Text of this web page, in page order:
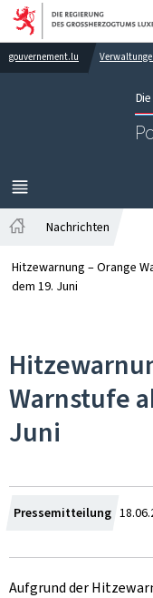
gouvernement.lu
MENÜ
HAUPT-
Nachrichten
Hitzewarnung – Orange
dem 19. Juni
Warnstufe
Juni
Pressemitteilung Zum
Aufgrund der